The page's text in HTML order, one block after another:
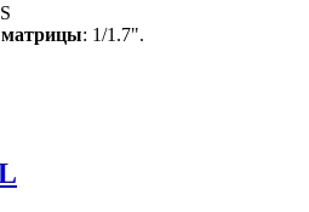
матрицы: 1/1.7".